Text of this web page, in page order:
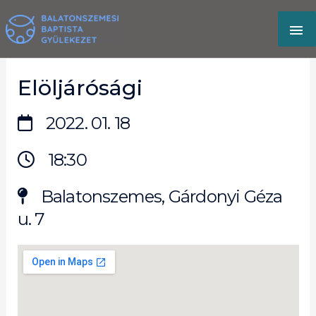
to
content
Elöljárósági
2022. 01. 18
18:30
Balatonszemes, Gárdonyi Géza
u. 7